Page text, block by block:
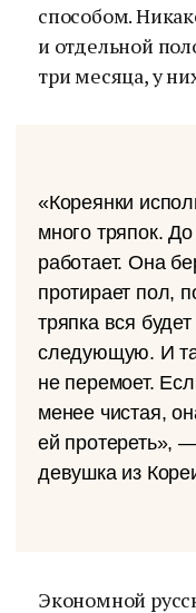
способом.
и отдельной
три месяца, у
«Кореянки
много тряпок.
работает. Она
протирает пол,
тряпка вся
следующую. И
не перемоет.
менее чистая,
ей протереть»,
девушка из
Экономной